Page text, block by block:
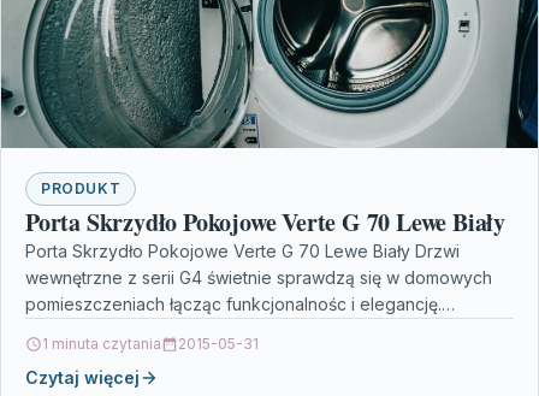
PRODUKT
Porta Skrzydło Pokojowe Verte G 70 Lewe Biały
Porta Skrzydło Pokojowe Verte G 70 Lewe Biały Drzwi
wewnętrzne z serii G4 świetnie sprawdzą się w domowych
pomieszczeniach łącząc funkcjonalnośc i elegancję.
1 minuta czytania 2015-05-31
Czytaj więcej